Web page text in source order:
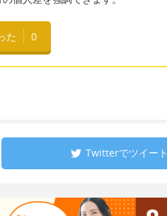
た 0
Twitterでツイート